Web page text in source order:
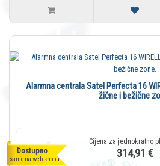
Dostupno
samo na web-shopu
Alarmna centrala Satel Perfecta 16
žične i bežične
314,91 €